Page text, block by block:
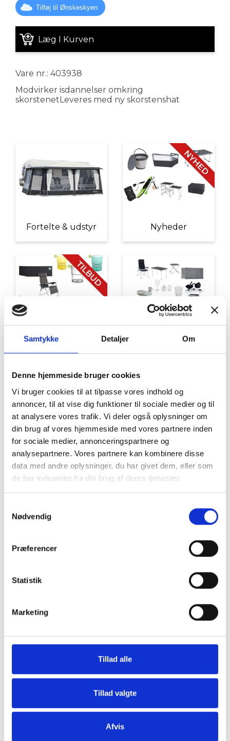
Samtykke Detaljer Om
Denne hjemmeside bruger cookies
Vi bruger cookies til at tilpasse vores indhold og
annoncer, til at vise dig funktioner til sociale medier og til
at analysere vores trafik. Vi deler også oplysninger om
din brug af vores hjemmeside med vores partnere inden
for sociale medier, annonceringspartnere og
analysepartnere. Vores partnere kan kombinere disse
data med andre oplysninger, du har givet dem, eller som
de har indsamlet fra din brug af deres tjenester.
Nødvendig
Præferencer
Statistik
Marketing
Tillad alle
Tillad valgte
Afvis
Tilføj til Ønskeskyen
Læg I Kurven
Vare nr.: 403938
Modvirker isdannelser omkring
skorstenetLeveres med ny skorstenshat
Fortelte & udstyr Nyheder
Tilbud Autocamper udstyr
Møbler Omnia
Indvendigt Udstyr
Udvendigt Udstyr Camp System